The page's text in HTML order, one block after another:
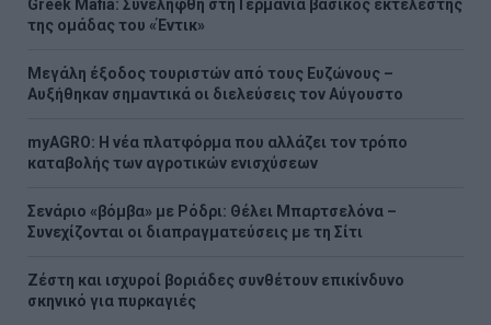
Greek Mafia: Συνελήφθη στη Γερμανία βασικός εκτελεστής
της ομάδας του «Έντικ»
Μεγάλη έξοδος τουριστών από τους Ευζώνους –
Αυξήθηκαν σημαντικά οι διελεύσεις τον Αύγουστο
myAGRO: Η νέα πλατφόρμα που αλλάζει τον τρόπο
καταβολής των αγροτικών ενισχύσεων
Σενάριο «βόμβα» με Ρόδρι: Θέλει Μπαρτσελόνα –
Συνεχίζονται οι διαπραγματεύσεις με τη Σίτι
Ζέστη και ισχυροί βοριάδες συνθέτουν επικίνδυνο
σκηνικό για πυρκαγιές